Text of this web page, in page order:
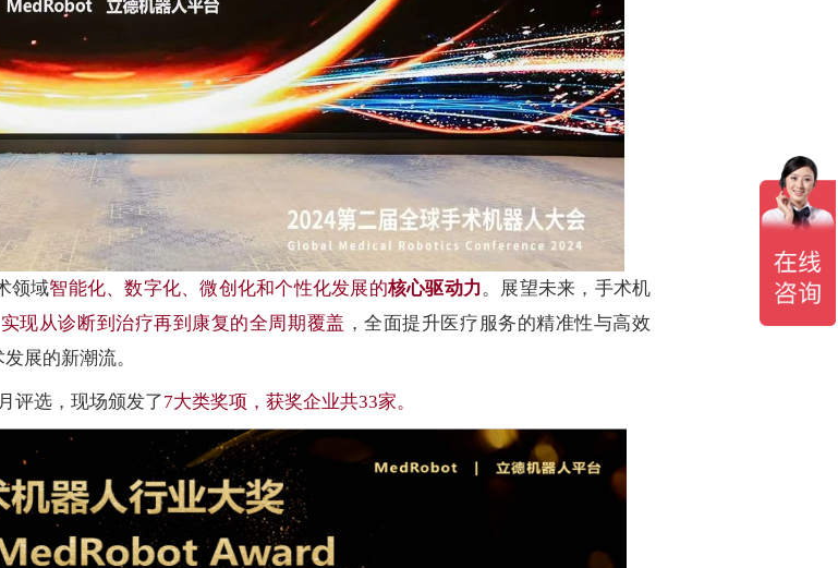
领域智能化、数字化、微创化和个性化发展的核心驱动力 。 展望未来，手术机
现从诊断到治疗再到康复的全周期覆盖 ，全面提升医疗服务的精准性与高效
展的新潮流。
评选，现场颁发了7大类奖项，获奖企业共33家。